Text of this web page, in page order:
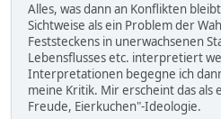
Alles, was dann an Konflikten
Sichtweise als ein Problem der
Feststeckens in unerwachsenen
Lebensflusses etc. interpretiert
Interpretationen begegne ich
meine Kritik. Mir erscheint das als
Freude, Eierkuchen"-Ideologie.